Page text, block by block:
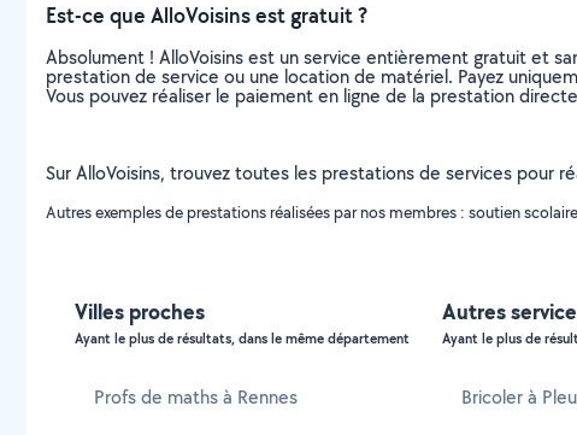
Est-ce que AlloVoisins est gratuit ?
Absolument ! AlloVoisins est un service entièrement gratuit et
prestation de service ou une location de matériel. Payez
Vous pouvez réaliser le paiement en ligne de la prestation
Sur AlloVoisins, trouvez toutes les prestations de services pour
Autres exemples de prestations réalisées par nos membres : soutien
Villes proches
Ayant le plus de résultats, dans le même département
Profs de maths à Rennes
Autres
Ayant le plus de
Bricoler à